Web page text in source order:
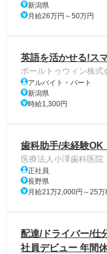
新潟県
月給26万円～50万円
英語を活かせる!ス
ポールトゥウィン株式
アルバイト・パート
新潟県
時給1,300円
歯科助手/未経験OK
医療法人小澤歯科医院
正社員
長野県
月給21万2,000円～25万
配達/ドライバー/仕
社員デビュー 年間